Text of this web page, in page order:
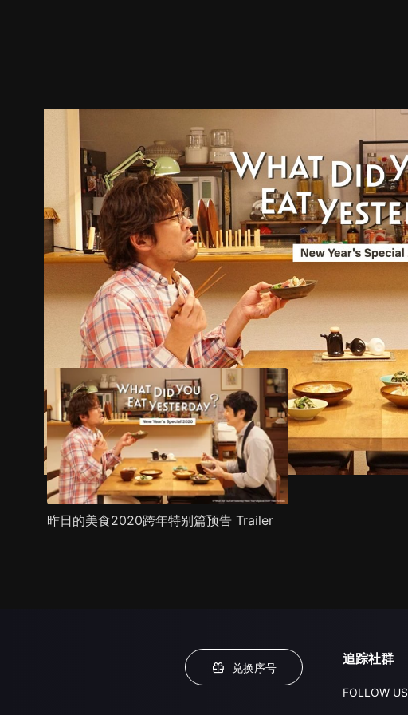
剧照 推荐影片 剧情介绍
昨日的美食2020跨年特别篇预告 Trailer
兑换序号
追踪社群
FOLLOW US